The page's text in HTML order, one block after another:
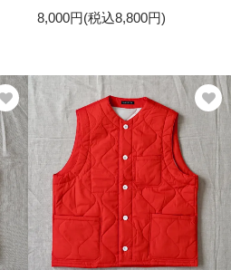
8,000円(税込8,800円)